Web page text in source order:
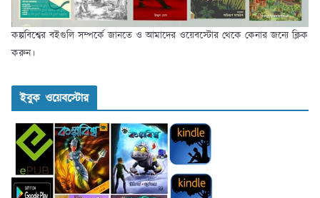
কল্পবিশ্বের বইগুলি সম্পর্কে জানতে ও আমাদের ওয়েবস্টোর থেকে কেনার জন্যে ক্লিক
করুন।
ইবুক ওয়েবস্টোর